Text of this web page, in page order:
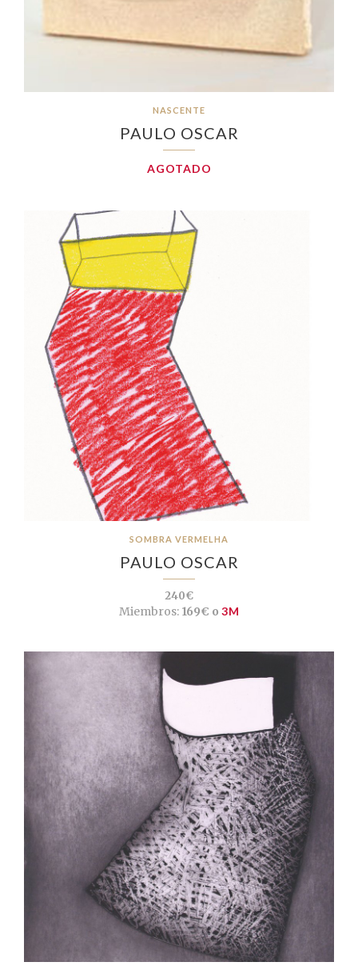
NASCENTE
PAULO OSCAR
AGOTADO
SOMBRA VERMELHA
PAULO OSCAR
240€
Miembros:169€ o 3M